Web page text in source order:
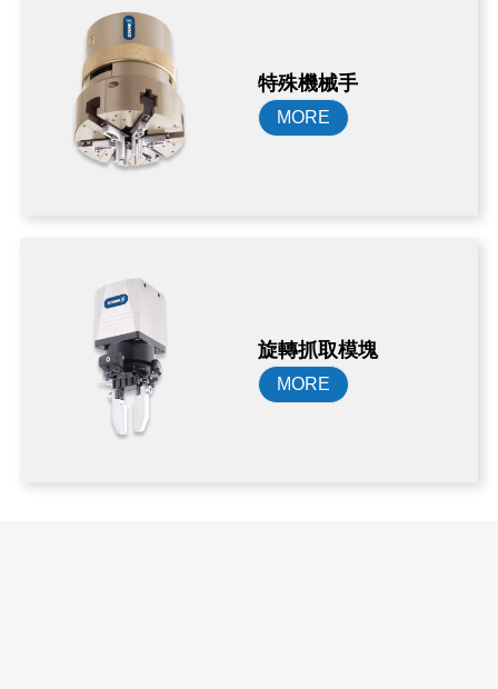
特殊機械手
MORE
旋轉抓取模塊
MORE